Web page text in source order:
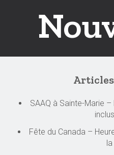
SAAQ à Sainte-Marie
Fête du Canada –